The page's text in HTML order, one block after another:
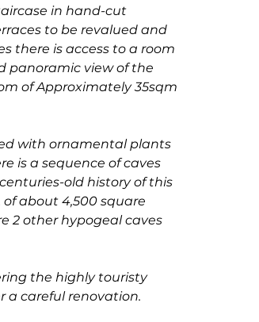
in hand-cut
to be revalued and
there is access to a room
panoramic view of the
of Approximately 35sqm
with ornamental plants
is a sequence of caves
old history of this
about 4,500 square
2 other hypogeal caves
the highly touristy
a careful renovation.